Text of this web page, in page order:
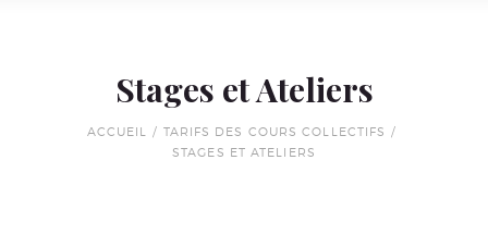
Stages et Ateliers
ACCUEIL
TARIFS DES COURS COLLECTIFS
STAGES ET ATELIERS